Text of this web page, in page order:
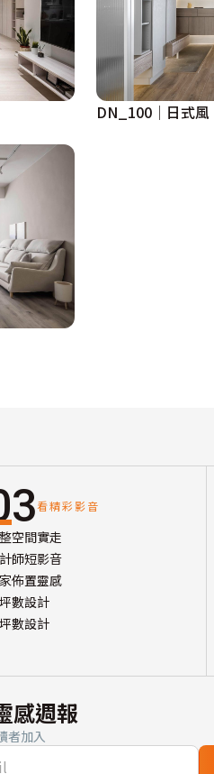
DN_100│日式
看精彩影音
空間實走
師短影音
佈置靈感
數設計
數設計
感週報
者加入